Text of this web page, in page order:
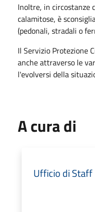
Inoltre, in circostanze
calamitose, è
(pedonali, stradali o
Il Servizio Protezione
anche attraverso le
l'evolversi della
A cura di
Ufficio di Staff